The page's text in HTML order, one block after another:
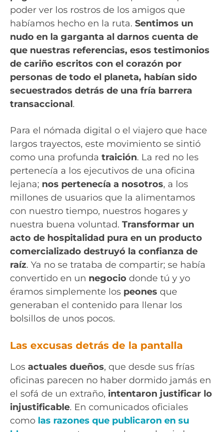
poder ver los rostros de los amigos que
habíamos hecho en la ruta. Sentimos un
nudo en la garganta al darnos cuenta de
que nuestras referencias, esos testimonios
de cariño escritos con el corazón por
personas de todo el planeta, habían sido
secuestrados detrás de una fría barrera
transaccional.
Para el nómada digital o el viajero que hace
largos trayectos, este movimiento se sintió
como una profunda traición. La red no les
pertenecía a los ejecutivos de una oficina
lejana; nos pertenecía a nosotros, a los
millones de usuarios que la alimentamos
con nuestro tiempo, nuestros hogares y
nuestra buena voluntad. Transformar un
acto de hospitalidad pura en un producto
comercializado destruyó la confianza de
raíz. Ya no se trataba de compartir; se había
convertido en un negocio donde tú y yo
éramos simplemente los peones que
generaban el contenido para llenar los
bolsillos de unos pocos.
Las excusas detrás de la pantalla
Los actuales dueños, que desde sus frías
oficinas parecen no haber dormido jamás en
el sofá de un extraño, intentaron justificar lo
injustificable. En comunicados oficiales
como las razones que publicaron en su